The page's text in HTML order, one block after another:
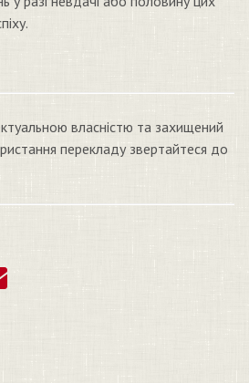
власністю та захищений
перекладу звертайтеся до